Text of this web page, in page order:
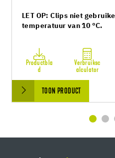
LET OP: Clips niet
temperatuur van 10 °C.
Productbla
d
Verbruiksc
alculator
TOON PRODUCT